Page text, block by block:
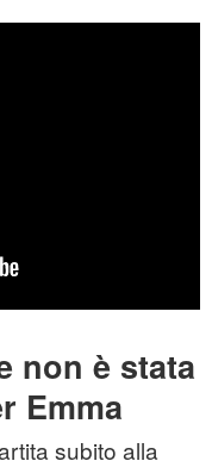
non è stata
Emma
subito alla